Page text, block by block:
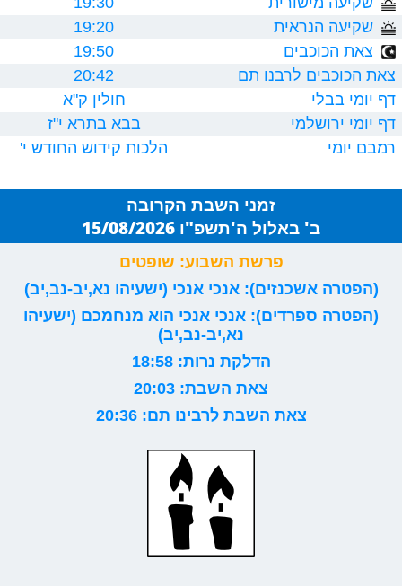
שקיעה הנראית
19:20
צאת הכוכבים
19:50
צאת הכוכבים לרבנו תם
20:42
דף יומי בבלי
חולין ק"א
דף יומי ירושלמי
בבא בתרא י"ז
רמבם יומי
הלכות קידוש החודש י'
זמני השבת הקרובה
ב' באלול ה'תשפ"ו 15/08/2026
פרשת השבוע: שופטים
(הפטרה אשכנזים): אנכי אנכי (ישעיהו נא,יב-נב,יב)
(הפטרה ספרדים): אנכי אנכי הוא מנחמכם (ישעיהו
נא,יב-נב,יב)
הדלקת נרות: 18:58
צאת השבת: 20:03
צאת השבת לרבינו תם: 20:36